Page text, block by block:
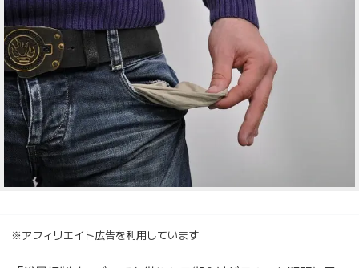
※アフィリエイト広告を利用しています